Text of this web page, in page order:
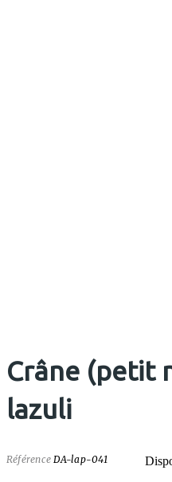
Crâne (petit
lazuli
Référence DA-lap-041